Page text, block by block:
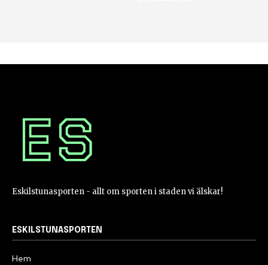
Eskilstunasporten - allt om sporten i staden vi älskar!
ESKILSTUNASPORTEN
Hem